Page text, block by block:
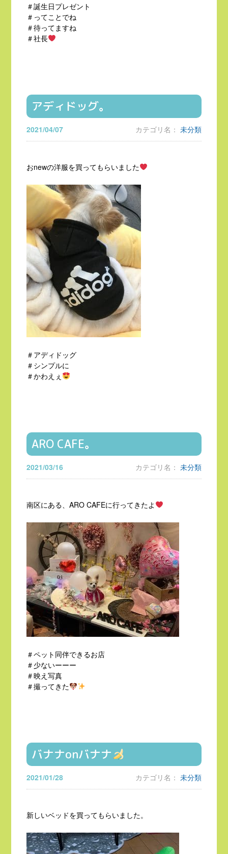
＃誕生日プレゼント
＃ってことでね
＃待ってますね
＃社長
アディドッグ。
2021/04/07 カテゴリ名： 未分類
おnewの洋服を買ってもらいました
＃アディドッグ
＃シンプルに
＃かわえぇ
ARO CAFE。
2021/03/16 カテゴリ名： 未分類
南区にある、ARO CAFEに行ってきたよ
＃ペット同伴できるお店
＃少ないーーー
＃映え写真
＃撮ってきた
バナナonバナナ
2021/01/28 カテゴリ名： 未分類
新しいベッドを買ってもらいました。